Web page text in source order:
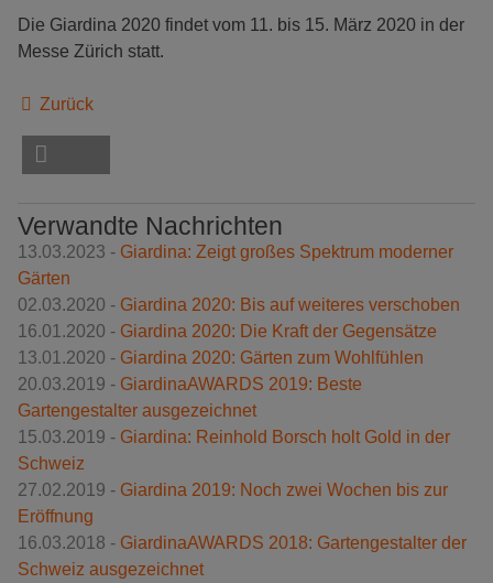
Die Giardina 2020 findet vom 11. bis 15. März 2020 in der
Messe Zürich statt.
Zurück
Verwandte Nachrichten
13.03.2023 - Giardina: Zeigt großes Spektrum moderner
Gärten
02.03.2020 - Giardina 2020: Bis auf weiteres verschoben
16.01.2020 - Giardina 2020: Die Kraft der Gegensätze
13.01.2020 - Giardina 2020: Gärten zum Wohlfühlen
20.03.2019 - GiardinaAWARDS 2019: Beste
Gartengestalter ausgezeichnet
15.03.2019 - Giardina: Reinhold Borsch holt Gold in der
Schweiz
27.02.2019 - Giardina 2019: Noch zwei Wochen bis zur
Eröffnung
16.03.2018 - GiardinaAWARDS 2018: Gartengestalter der
Schweiz ausgezeichnet